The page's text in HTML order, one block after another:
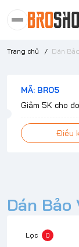
Trang chủ / Dán
MÃ: BRO5
Giảm 5K cho
Điều
Dán Bảo
Lọc 0